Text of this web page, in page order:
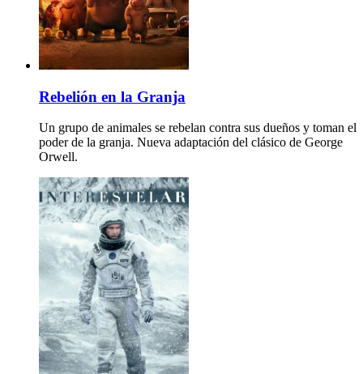
Rebelión en la Granja
Un grupo de animales se rebelan contra sus dueños y toman el
poder de la granja. Nueva adaptación del clásico de George
Orwell.